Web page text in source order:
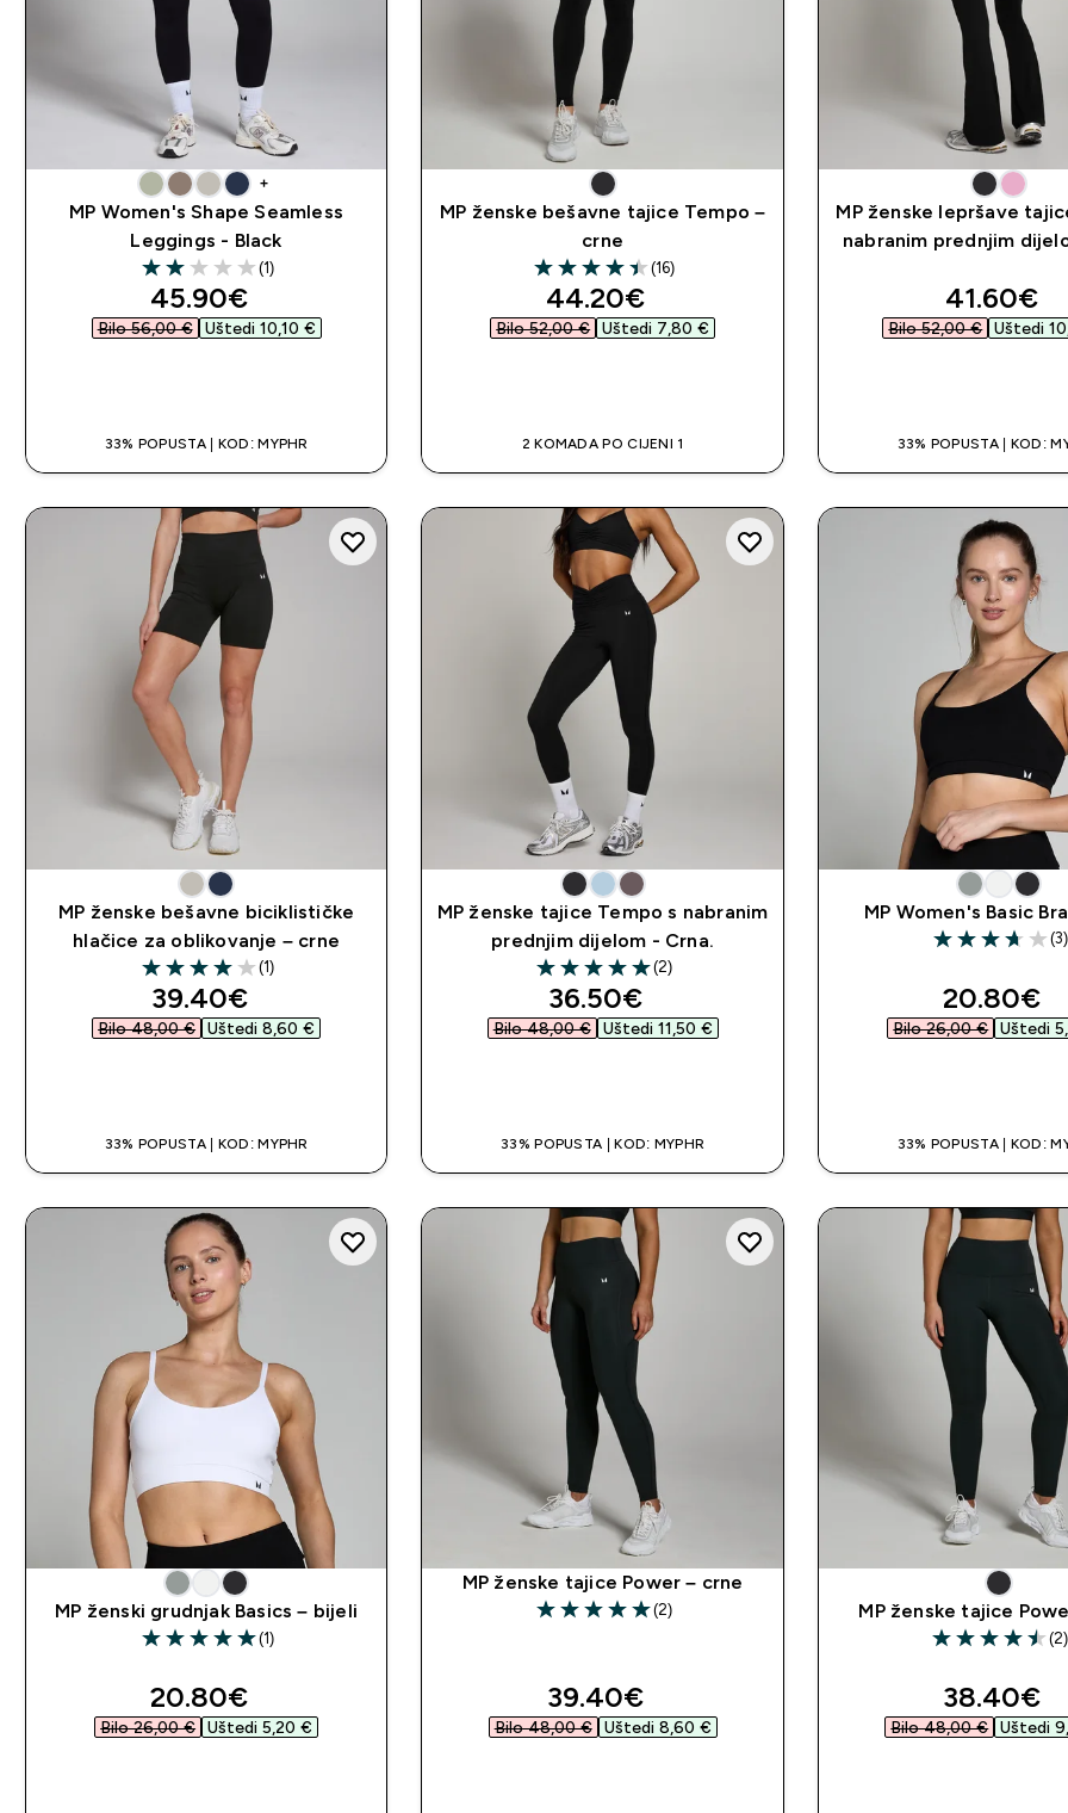
+
MP Women's Shape Seamless
Leggings - Black
2 out of 5 stars
(1)
discounted price
45.90€‎
Bilo 56,00 €‎ Uštedi 10,10 €‎
33% POPUSTA | KOD: MYPHR
MP ženske bešavne tajice Tempo –
crne
4.44 out of 5 stars
(16)
discounted price
44.20€‎
Bilo 52,00 €‎ Uštedi 7,80 €‎
2 KOMADA PO CIJENI 1
MP ženske lepršave
nabranim prednjim
41.60€‎
Bilo 52,00 €‎ Uštedi
33% POPUSTA | KOD:
MP ženske bešavne biciklističke
hlačice za oblikovanje – crne
4 out of 5 stars
(1)
discounted price
39.40€‎
Bilo 48,00 €‎ Uštedi 8,60 €‎
33% POPUSTA | KOD: MYPHR
MP ženske tajice Tempo s nabranim
prednjim dijelom - Crna.
5 out of 5 stars
(2)
discounted price
36.50€‎
Bilo 48,00 €‎ Uštedi 11,50 €‎
33% POPUSTA | KOD: MYPHR
MP Women's Basic
3.67 out of 5
(3)
20.80€‎
Bilo 26,00 €‎ Uštedi
33% POPUSTA | KOD:
MP ženski grudnjak Basics – bijeli
5 out of 5 stars
(1)
discounted price
20.80€‎
Bilo 26,00 €‎ Uštedi 5,20 €‎
MP ženske tajice Power – crne
5 out of 5 stars
(2)
discounted price
39.40€‎
Bilo 48,00 €‎ Uštedi 8,60 €‎
MP ženske tajice
4.5 out of 5
(2)
38.40€‎
Bilo 48,00 €‎ Uštedi